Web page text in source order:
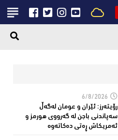
6/8/2026
رۆیتەرز: ئێران و عومان لەگەڵ
سەپاندنی باجن لە گەرووی هورمز و
ئەمریکاش ڕەتی دەکاتەوە